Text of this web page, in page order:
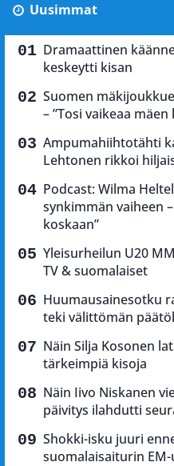
Uusimmat
Dramaattinen
keskeytti kisan
Suomen
– ”Tosi vaikeaa mäen
Ampumahiihtotähti
Lehtonen rikkoi
Podcast: Wilma
synkimmän vaiheen
koskaan”
Yleisurheilun U20
TV & suomalaiset
Huumausainesotku
teki välittömän
Näin Silja Kosonen
tärkeimpiä kisoja
Näin Iivo Niskanen
päivitys ilahdutti
Shokki-isku juuri
suomalaisaiturin